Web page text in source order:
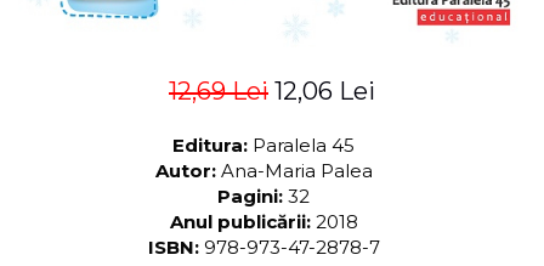
12,69 Lei 12,06 Lei
Editura: Paralela 45
Autor: Ana-Maria Palea
Pagini: 32
Anul publicării: 2018
ISBN: 978-973-47-2878-7